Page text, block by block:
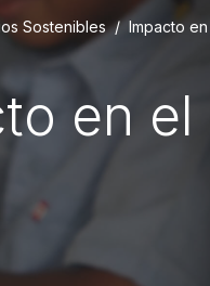
Sostenibles Impacto
en el